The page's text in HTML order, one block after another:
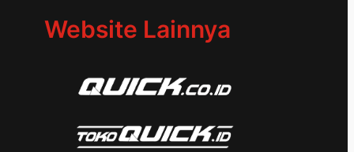
Website Lainnya